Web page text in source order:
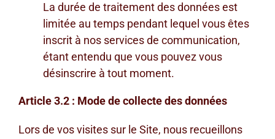
La durée de traitement des données est
limitée au temps pendant lequel vous êtes
inscrit à nos services de communication,
étant entendu que vous pouvez vous
désinscrire à tout moment.
Article 3.2 : Mode de collecte des données
Lors de vos visites sur le Site, nous recueillons